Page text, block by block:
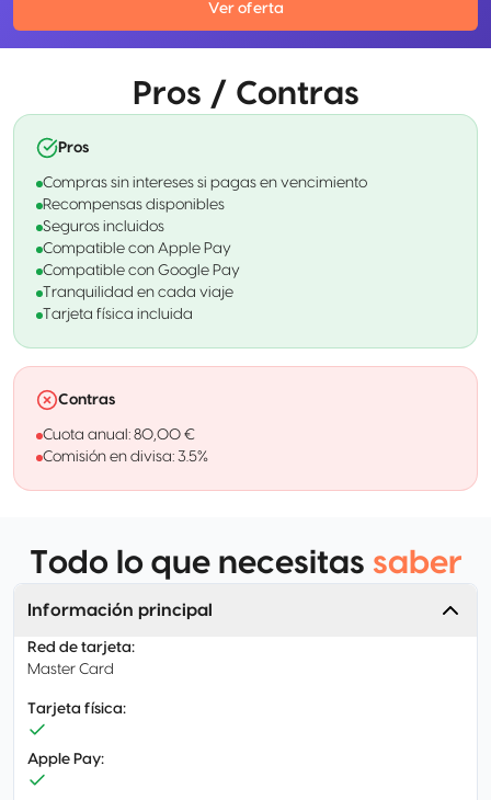
Ver oferta
Pros / Contras
Pros
Compras sin intereses si pagas en vencimiento
Recompensas disponibles
Seguros incluidos
Compatible con Apple Pay
Compatible con Google Pay
Tranquilidad en cada viaje
Tarjeta física incluida
Contras
Cuota anual: 80,00 €
Comisión en divisa: 3.5%
Todo lo que necesitas saber
Información principal
Red de tarjeta:
Master Card
Tarjeta física:
Apple Pay: